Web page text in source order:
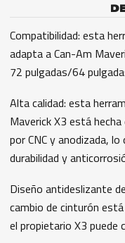
Compatibilidad: esta
adapta a Can-Am
72 pulgadas/64
Alta calidad: esta
Maverick X3 está
por CNC y anodizada,
durabilidad y
Diseño antideslizante
cambio de cinturón
el propietario X3 puede